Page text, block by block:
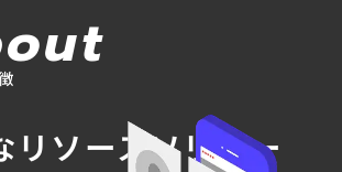
リソースソリュー